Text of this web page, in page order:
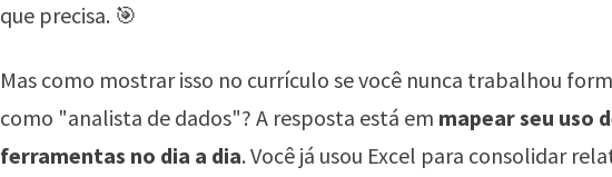
que precisa. 🎯
Mas como mostrar isso no currículo se você nunca trabalhou
como "analista de dados"? A resposta está em mapear seu uso
ferramentas no dia a dia. Você já usou Excel para consolidar